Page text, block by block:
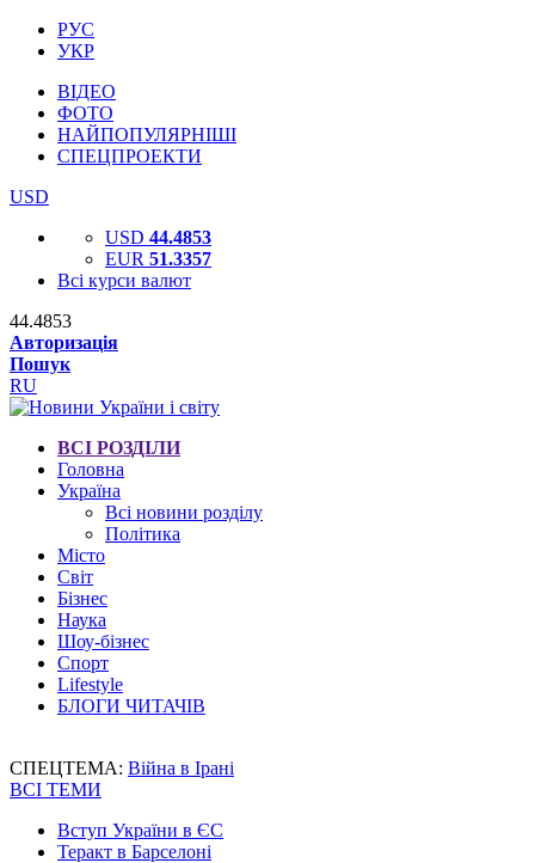
РУС
УКР
ВІДЕО
ФОТО
НАЙПОПУЛЯРНІШІ
СПЕЦПРОЕКТИ
USD
USD 44.4853
EUR 51.3357
Всі курси валют
44.4853
Авторизація
Пошук
RU
ВСІ РОЗДІЛИ
Головна
Україна
Всі новини розділу
Політика
Місто
Світ
Бізнес
Наука
Шоу-бізнес
Спорт
Lifestyle
БЛОГИ ЧИТАЧІВ
СПЕЦТЕМА: Війна в Ірані
ВСІ ТЕМИ
Вступ України в ЄС
Теракт в Барселоні